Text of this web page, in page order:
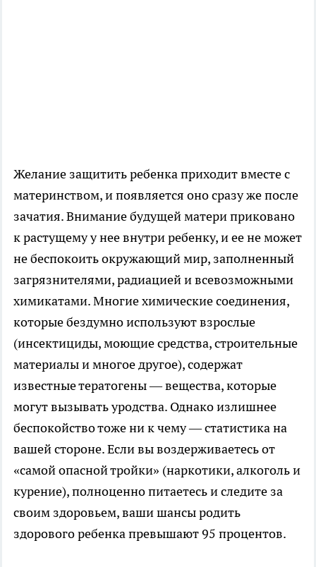
Желание защитить ребенка приходит вместе с
материнством, и появляется оно сразу же после
зачатия. Внимание будущей матери приковано
к растущему у нее внутри ребенку, и ее не может
не беспокоить окружающий мир, заполненный
загрязнителями, радиацией и всевозможными
химикатами. Многие химические соединения,
которые бездумно используют взрослые
(инсектициды, моющие средства, строительные
материалы и многое другое), содержат
известные тератогены — вещества, которые
могут вызывать уродства. Однако излишнее
беспокойство тоже ни к чему — статистика на
вашей стороне. Если вы воздерживаетесь от
«самой опасной тройки» (наркотики, алкоголь и
курение), полноценно питаетесь и следите за
своим здоровьем, ваши шансы родить
здорового ребенка превышают 95 процентов.